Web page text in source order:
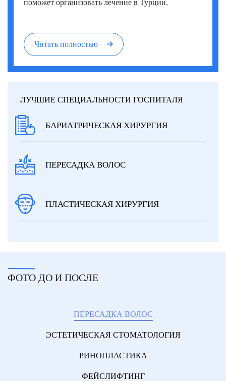
поможет организовать лечение в Турции.
Читать полностью
ЛУЧШИЕ СПЕЦИАЛЬНОСТИ ГОСПИТАЛЯ
БАРИАТРИЧЕСКАЯ ХИРУРГИЯ
ПЕРЕСАДКА ВОЛОС
ПЛАСТИЧЕСКАЯ ХИРУРГИЯ
ФОТО ДО И ПОСЛЕ
ПЕРЕСАДКА ВОЛОС
ЭСТЕТИЧЕСКАЯ СТОМАТОЛОГИЯ
РИНОПЛАСТИКА
ФЕЙСЛИФТИНГ